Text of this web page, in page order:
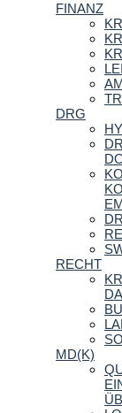
FINANZ
DRG
RECHT
MD(K)